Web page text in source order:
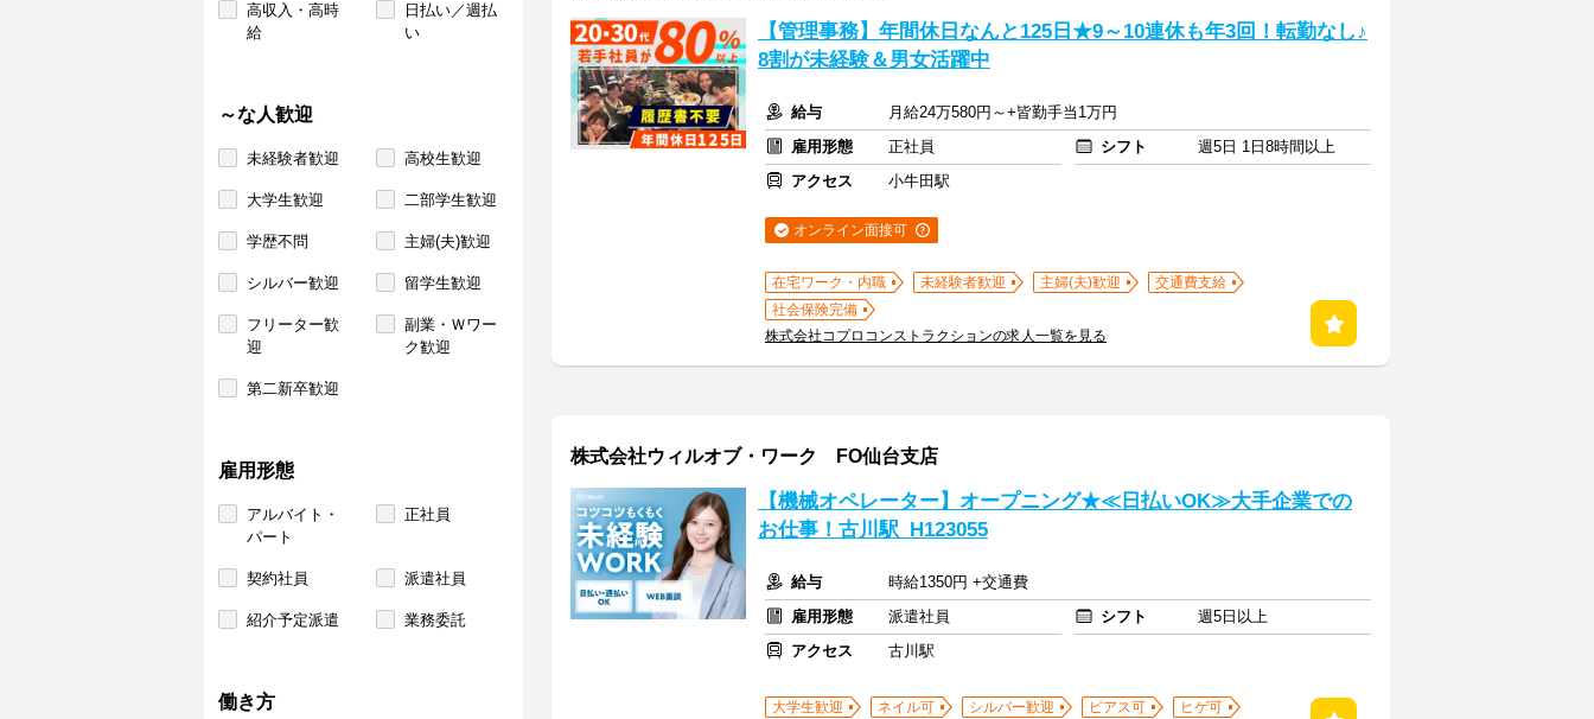
高収入・高時
給
日払い／週払
い
～な人歓迎
未経験者歓迎 高校生歓迎
大学生歓迎 二部学生歓迎
学歴不問 主婦(夫)歓迎
シルバー歓迎 留学生歓迎
フリーター歓
迎
副業・Ｗワー
ク歓迎
第二新卒歓迎
雇用形態
アルバイト・
パート
正社員
契約社員 派遣社員
紹介予定派遣 業務委託
働き方
【管理事務】年間休日なんと125日★9～10連休も年3回！転勤なし♪
8割が未経験＆男女活躍中
給与
月給24万580円～+皆勤手当1万円
雇用形態
正社員 シフト
週5日 1日8時間以上
アクセス
小牛田駅
オンライン面接可
在宅ワーク・内職 未経験者歓迎 主婦(夫)歓迎
交通費支給
社会保険完備
株式会社コプロコンストラクションの求人一覧を見る
株式会社ウィルオブ・ワーク FO仙台支店
【機械オペレーター】オープニング★≪日払いOK≫大手企業での
お仕事！古川駅_H123055
給与
時給1350円 +交通費
雇用形態
派遣社員 シフト
週5日以上
アクセス
古川駅
大学生歓迎 ネイル可 シルバー歓迎 ピアス可
ヒゲ可